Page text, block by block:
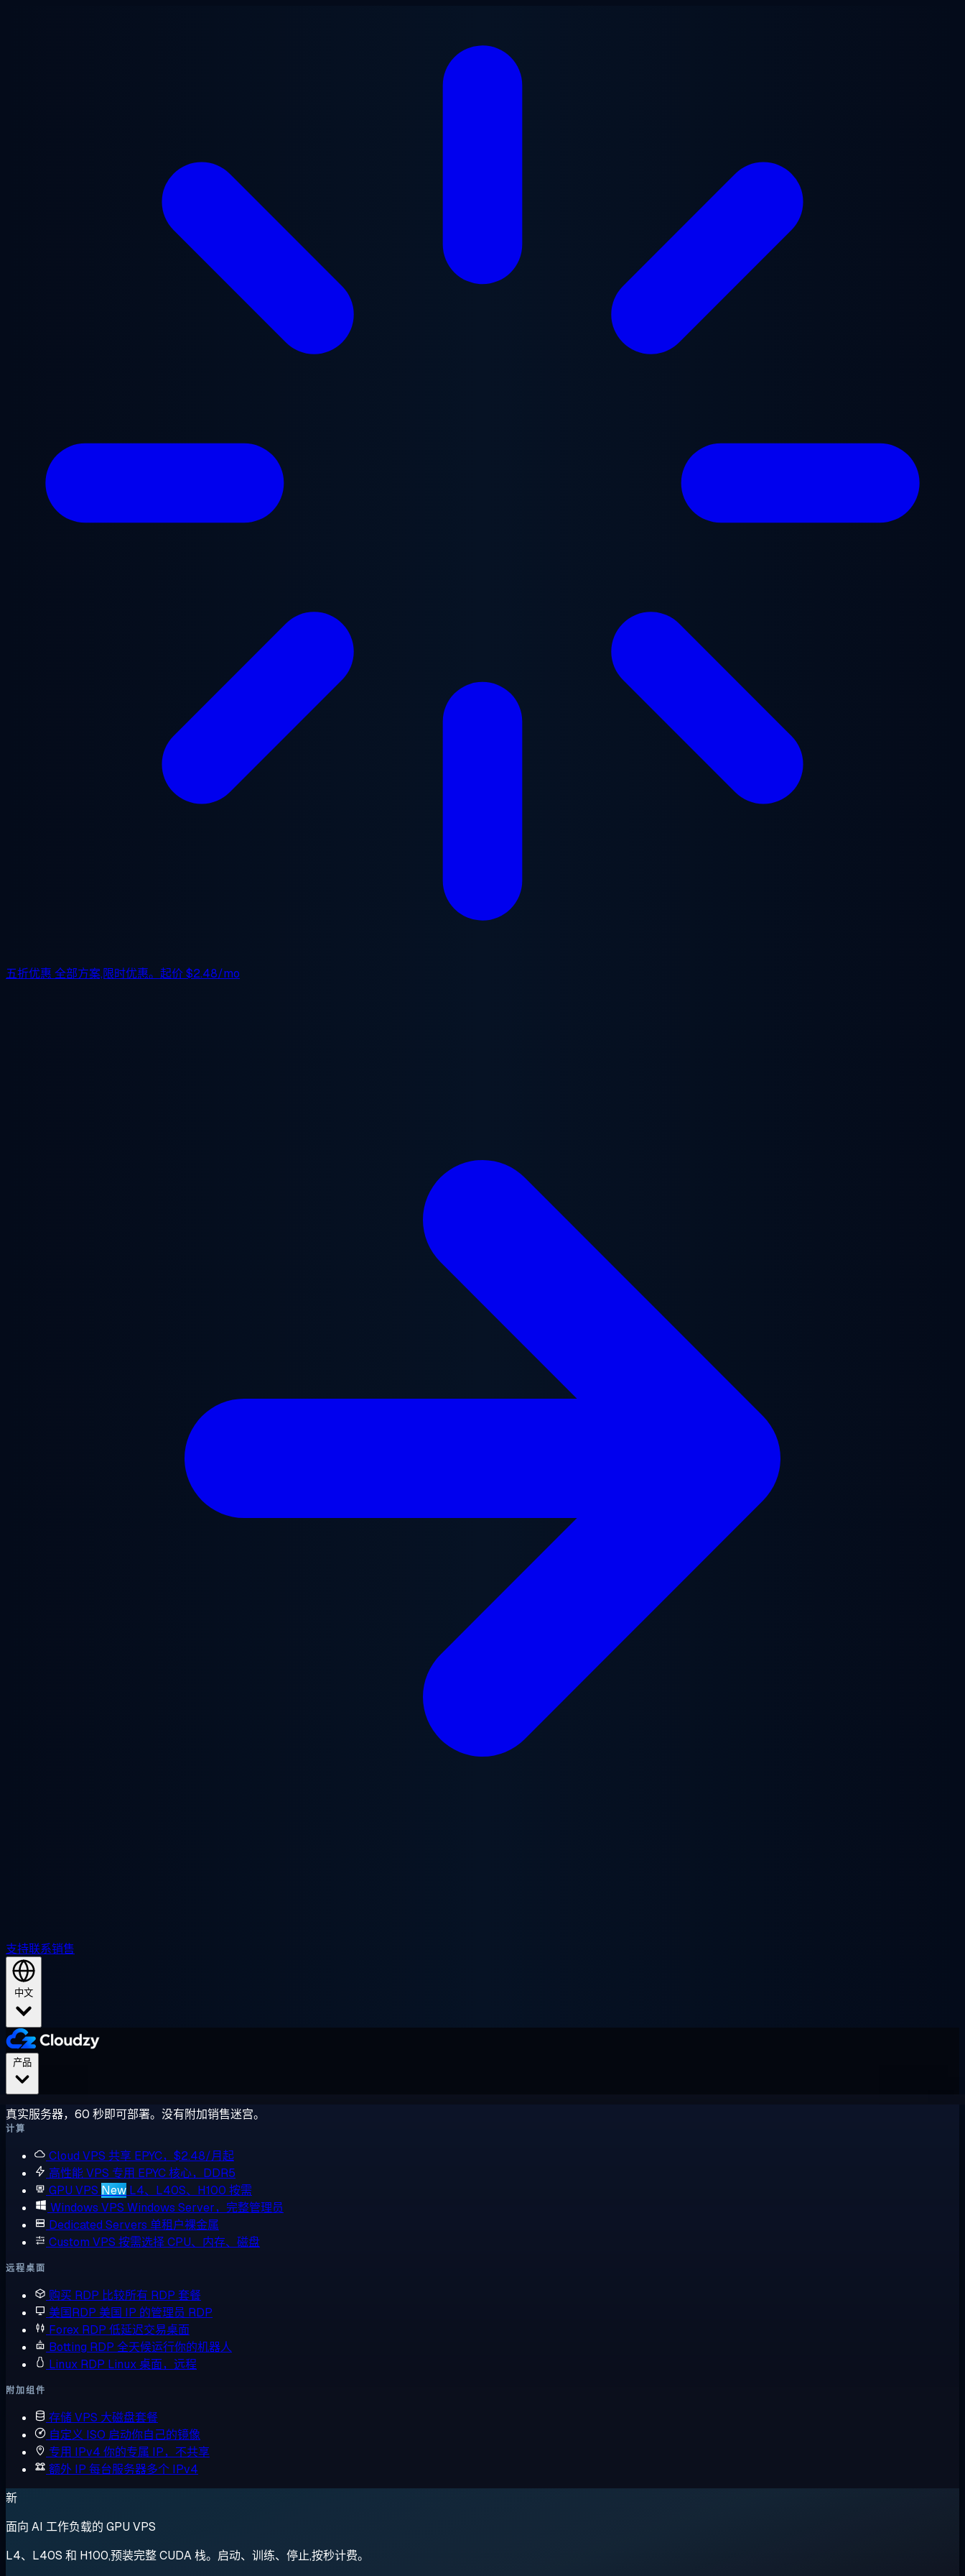
五折优惠 全部方案,限时优惠。起价$2.48/mo
支持联系销售
中文
真实服务器，60 秒即可部署。没有附加销售迷宫。
计算
Cloud VPS 共享 EPYC，$2.48/月起
高性能 VPS 专用 EPYC 核心，DDR5
GPU VPS New L4、L40S、H100 按需
Windows VPS Windows Server，完整管理员
Dedicated Servers 单租户裸金属
Custom VPS 按需选择 CPU、内存、磁盘
远程桌面
购买 RDP 比较所有 RDP 套餐
美国RDP 美国 IP 的管理员 RDP
Forex RDP 低延迟交易桌面
Botting RDP 全天候运行你的机器人
Linux RDP Linux 桌面，远程
附加组件
存储 VPS 大磁盘套餐
自定义 ISO 启动你自己的镜像
专用 IPv4 你的专属 IP，不共享
额外 IP 每台服务器多个 IPv4
新
面向 AI 工作负载的 GPU VPS
L4、L40S 和 H100,预装完整 CUDA 栈。启动、训练、停止,按秒计费。